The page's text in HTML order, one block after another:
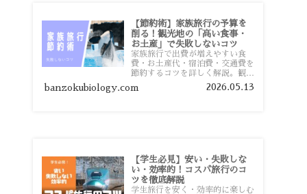
【節約術】家族旅行の予算を
削る！観光地の「高い食事・
お土産」で失敗しないコツ
家族旅行で出費が増えやすい食
費・お土産代・宿泊費・交通費を
節約するコツを詳しく解説。観光
地価格を避ける方法や、早割・ス
ーパー活用術、予算管理のポイン
banzokubiology.com 2026.05.13
【学生必見】安い・失敗しな
い・効率的！コスパ旅行のコ
ツを徹底解説
学生旅行を安く・効率的に楽しむ